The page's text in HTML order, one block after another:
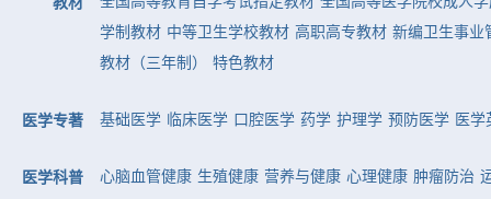
学制教材 中等卫生学校教材 高职高专教材 新编卫生事业
教材（三年制）
特色教材
医学专著 基础医学 临床医学 口腔医学 药学 护理学 预防医学 医学
医学科普 心脑血管健康 生殖健康 营养与健康 心理健康 肿瘤防治